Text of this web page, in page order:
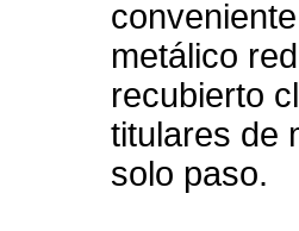
metálico
recubierto
titulares de
solo paso.